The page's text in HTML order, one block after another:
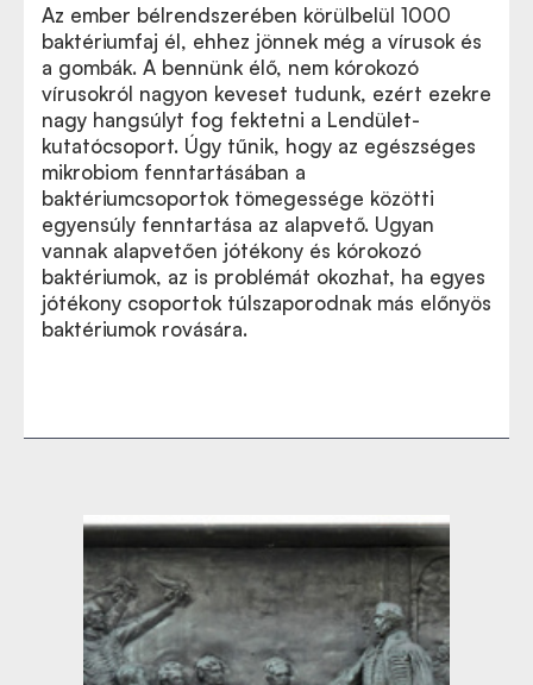
Az ember bélrendszerében körülbelül 1000
baktériumfaj él, ehhez jönnek még a vírusok és
a gombák. A bennünk élő, nem kórokozó
vírusokról nagyon keveset tudunk, ezért ezekre
nagy hangsúlyt fog fektetni a Lendület-
kutatócsoport. Úgy tűnik, hogy az egészséges
mikrobiom fenntartásában a
baktériumcsoportok tömegessége közötti
egyensúly fenntartása az alapvető. Ugyan
vannak alapvetően jótékony és kórokozó
baktériumok, az is problémát okozhat, ha egyes
jótékony csoportok túlszaporodnak más előnyös
baktériumok rovására.